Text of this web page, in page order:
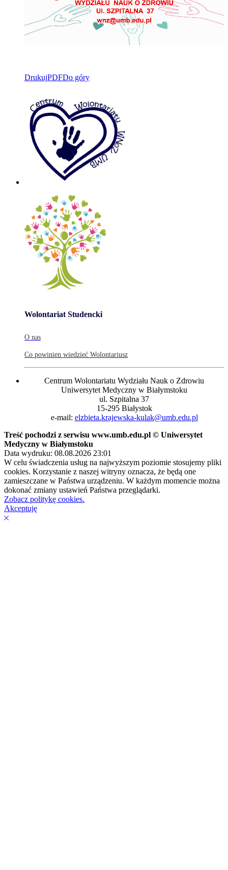
DrukujPDFDo góry
Wolontariat Studencki
O nas
Co powinien wiedzieć Wolontariusz
Centrum Wolontariatu Wydziału Nauk o Zdrowiu
Uniwersytet Medyczny w Białymstoku
ul. Szpitalna 37
15-295 Białystok
e-mail: elzbieta.krajewska-kulak@umb.edu.pl
Treść pochodzi z serwisu www.umb.edu.pl © Uniwersytet
Medyczny w Białymstoku
Data wydruku: 08.08.2026 23:01
W celu świadczenia usług na najwyższym poziomie stosujemy pliki
cookies. Korzystanie z naszej witryny oznacza, że będą one
zamieszczane w Państwa urządzeniu. W każdym momencie można
dokonać zmiany ustawień Państwa przeglądarki.
Zobacz politykę cookies.
Akceptuję